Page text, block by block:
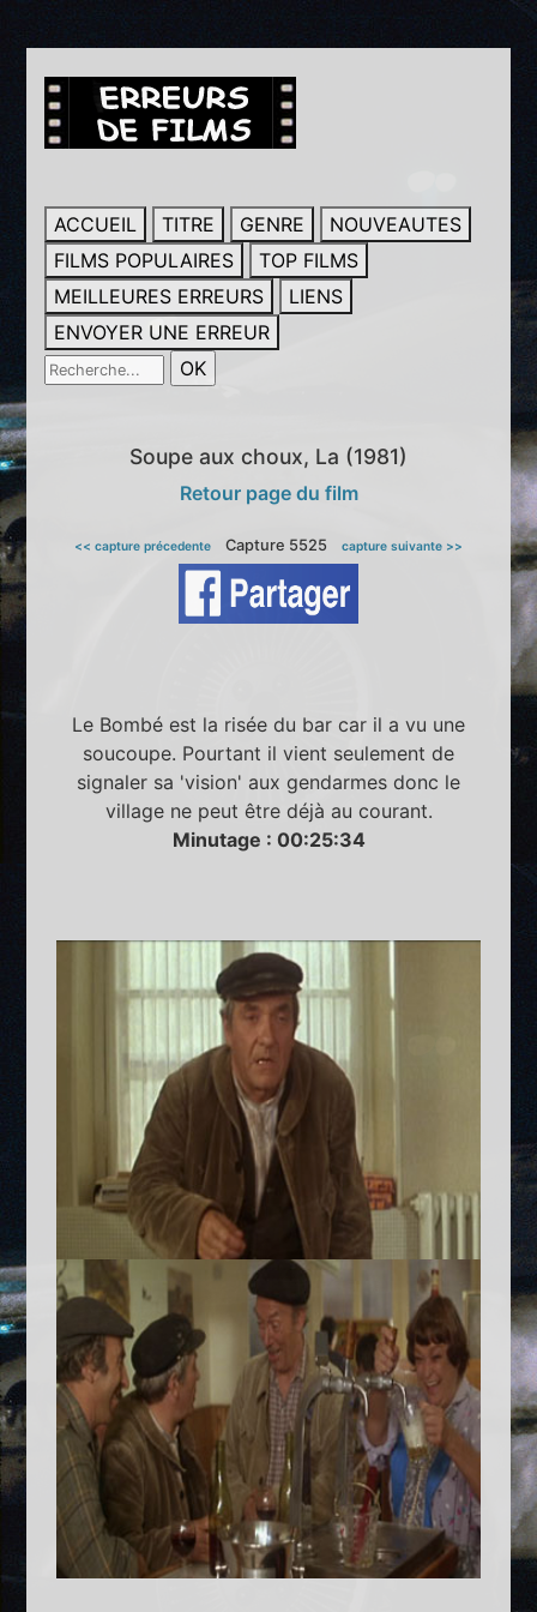
ACCUEIL TITRE GENRE
NOUVEAUTES
FILMS POPULAIRES
TOP FILMS
MEILLEURES ERREURS
LIENS
ENVOYER UNE ERREUR
Soupe aux choux, La (1981)
Retour page du film
<< capture précedente Capture 5525 capture suivante >>
Le Bombé est la risée du bar car il a vu une
soucoupe. Pourtant il vient seulement de
signaler sa 'vision' aux gendarmes donc le
village ne peut être déjà au courant.
Minutage : 00:25:34